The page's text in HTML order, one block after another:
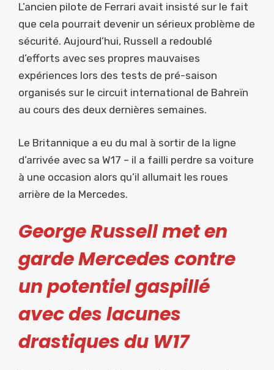
L’ancien pilote de Ferrari avait insisté sur le fait
que cela pourrait devenir un sérieux problème de
sécurité. Aujourd’hui, Russell a redoublé
d’efforts avec ses propres mauvaises
expériences lors des tests de pré-saison
organisés sur le circuit international de Bahreïn
au cours des deux dernières semaines.
Le Britannique a eu du mal à sortir de la ligne
d’arrivée avec sa W17 – il a failli perdre sa voiture
à une occasion alors qu’il allumait les roues
arrière de la Mercedes.
George Russell met en
garde Mercedes contre
un potentiel gaspillé
avec des lacunes
drastiques du W17